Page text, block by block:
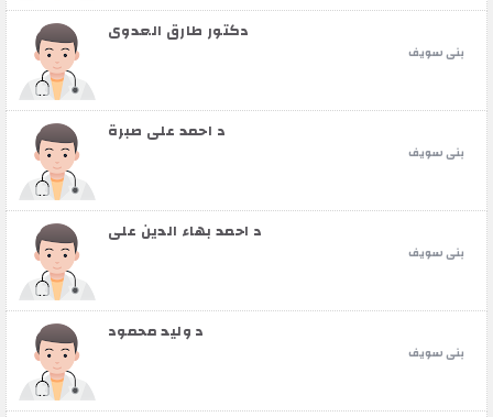
دكتور طارق العدوي
بنى سويف
د احمد علي صبرة
بنى سويف
د احمد بهاء الدين علي
بنى سويف
د وليد محمود
بنى سويف